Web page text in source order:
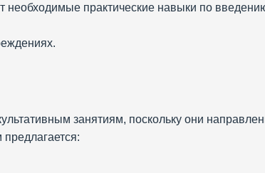
практические навыки по
занятиям, поскольку они